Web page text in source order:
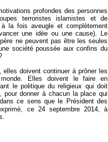
profondes des personnes
terroristes islamistes et de
la fois aveugle et complètement
une idée ou une cause). Le
ne peuvent pas être les seules
société poussée aux confins du
elles doivent continuer à prôner les
Elles doivent le faire en
le politique du religieux qui doit
pour donner à chacun la place qui
dans ce sens que le Président des
ce 24 septembre 2014, à